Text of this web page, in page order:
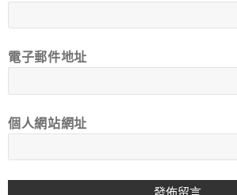
電子郵件地址
個人網站網址